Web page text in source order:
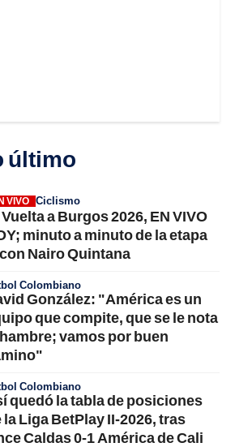
último
VIVO Ciclismo
Vuelta a Burgos 2026, EN VIVO
minuto a minuto de la etapa
Nairo Quintana
Colombiano
González: "América es un
que compite, que se le nota
vamos por buen
Colombiano
quedó la tabla de posiciones
la Liga BetPlay II-2026, tras
Caldas 0-1 América de Cali